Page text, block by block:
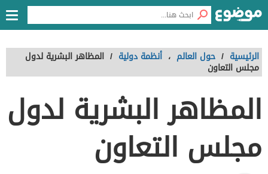
الرئيسية / حول العالم ، أنظمة دولية / المظاهر البشرية لدول
مجلس التعاون
المظاهر البشرية لدول
مجلس التعاون